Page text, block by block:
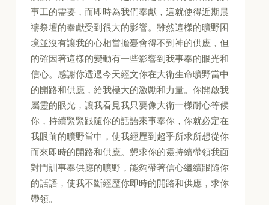
事工的需要，而即時為我們奉獻，這就使得近期晨
禱祭壇的奉獻受到很大的影響。雖然這樣的曠野困
境並沒有讓我的心相當擔憂會得不到神的供應，但
的確因著這樣的變動有一些影響到我事奉的眼光和
信心。感謝你透過今天經文你在大衛生命曠野當中
的開路和供應，給我極大的激勵和力量。你開啟我
屬靈的眼光，讓我看見我只要像大衛一樣耐心等候
你，持續緊緊跟隨你的話語來事奉你，你就必定在
我眼前的曠野當中，使我經歷到超乎所求所想從你
而來即時的開路和供應。懇求你的靈持續帶領我面
對門訓事奉供應的曠野，能夠帶著信心繼續跟隨你
的話語，使我不斷經歷你即時的開路和供應，求你
帶領。